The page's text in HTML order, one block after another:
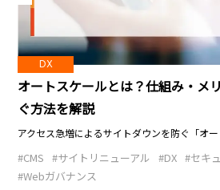
失を防
の...
DX
CMP（同意管理プラットフ
方・運用の注意点を徹底解説
CMP（同意管理プラットフォーム）と
#CMS #サイトリニューアル #DX
2026.07.15